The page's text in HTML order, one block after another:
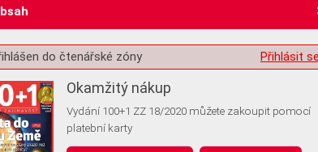
s ukládáním volitelných informací
Přihlásit
do čtenářské zóny
Okamžitý nákup
Vydání 100+1 ZZ 18/2020 můžete zakoupit pomocí
platební karty